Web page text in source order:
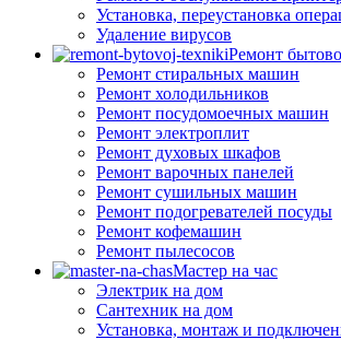
Установка, переустановка
Удаление вирусов
Ремонт
Ремонт стиральных машин
Ремонт холодильников
Ремонт посудомоечных машин
Ремонт электроплит
Ремонт духовых шкафов
Ремонт варочных панелей
Ремонт сушильных машин
Ремонт подогревателей посуды
Ремонт кофемашин
Ремонт пылесосов
Мастер на час
Электрик на дом
Сантехник на дом
Установка, монтаж и